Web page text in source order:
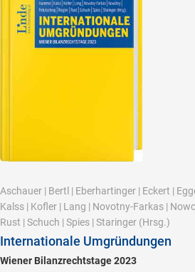
Aschauer | Bertl | Eberhartinger | Eckert |
Kalss | Kofler | Lang | Novotny-Farkas |
Rust | Schuch | Spies | Staringer (Hrsg.)
Internationale Umgründungen
Wiener Bilanzrechtstage 2023